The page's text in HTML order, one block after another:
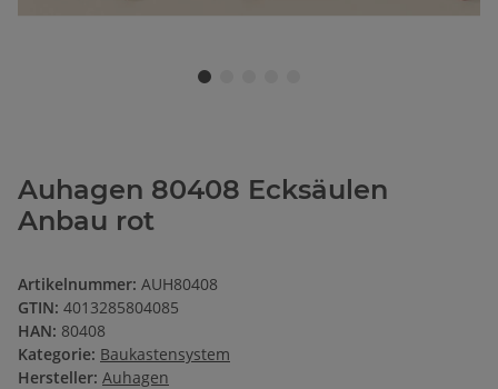
Auhagen 80408 Ecksäulen
Anbau rot
Artikelnummer: AUH80408
GTIN: 4013285804085
HAN: 80408
Kategorie: Baukastensystem
Hersteller: Auhagen